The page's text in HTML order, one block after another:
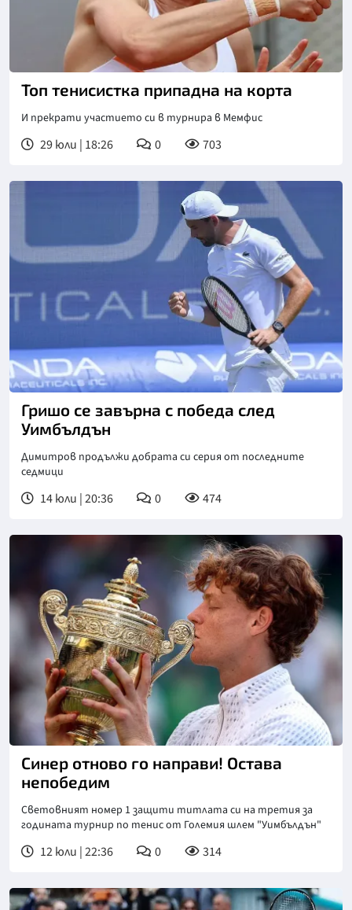
Топ тенисистка припадна на корта
И прекрати участието си в турнира в Мемфис
29 юли | 18:26 0 703
Снимка: БГНЕС
Гришо се завърна с победа след
Уимбълдън
Димитров продължи добрата си серия от последните
седмици
14 юли | 20:36 0 474
Снимка: БГНЕС
Синер отново го направи! Остава
непобедим
Световният номер 1 защити титлата си на третия за
годината турнир по тенис от Големия шлем "Уимбълдън"
12 юли | 22:36 0 314